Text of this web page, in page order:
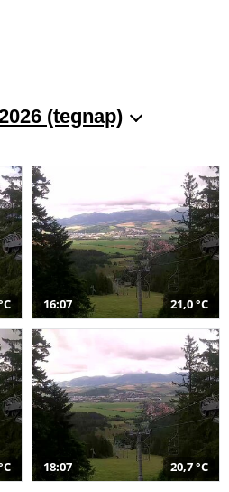
(tegnap)
16:07 21,0 °C
18:07 20,7 °C